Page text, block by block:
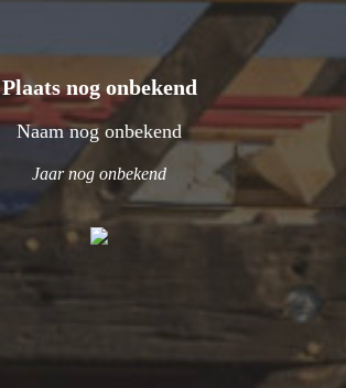
Plaats nog onbekend
Naam nog onbekend
Jaar nog onbekend